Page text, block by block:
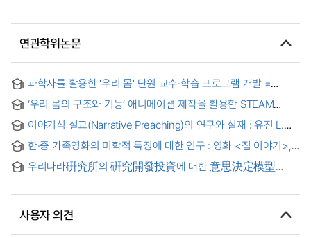
연관학위논문
과학사를 활용한 '우리 몸' 단원 교수·학습 프로그램 개발 =
Development of a Teaching and Learning Program Based
on History of Science
‘우리 몸의 구조와 기능’ 애니메이션 제작을 활용한 STEAM
프로그램 개발 및 적용 효과 = The Development and
Application Effects of STEAM Program Utilizing Animation
Production about ‘Structure and Function of the Our Body’
이야기식 설교(Narrative Preaching)의 연구와 실재 : 유진 L.
로우리를 중심으로
한·중 가족영화의 미학적 특징에 대한 연구 : 영화 <집 이야기>,
<우리 엄마에 관한 모든 것>을 중심으로 = Study on the
Aesthetics Characteristics of South Korea and China
Mother
우리나라硏究所의 硏究開發投資에 대한 意思決定模型
利用하여
사용자 의견